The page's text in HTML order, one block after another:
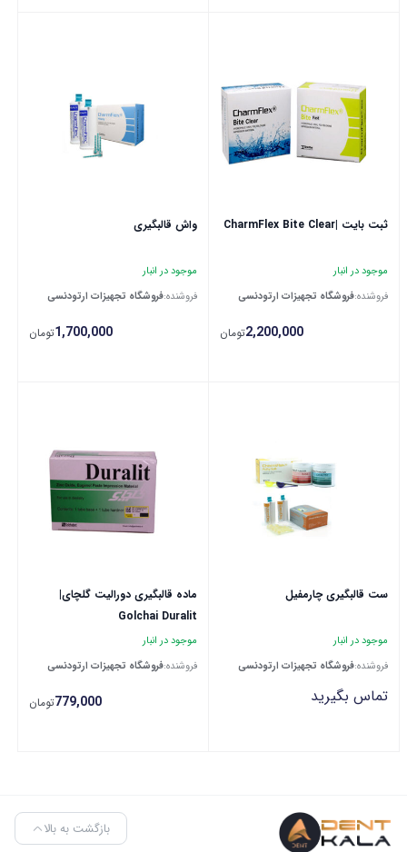
ثبت بایت |CharmFlex Bite Clear
موجود در انبار
فروشنده:فروشگاه تجهیزات ارتودنسی
2,200,000تومان
واش قالبگیری
موجود در انبار
فروشنده:فروشگاه تجهیزات ارتودنسی
1,700,000تومان
ست قالبگیری چارمفیل
موجود در انبار
فروشنده:فروشگاه تجهیزات ارتودنسی
تماس بگیرید
ماده قالبگیری دورالیت گلچای|
Golchai Duralit
موجود در انبار
فروشنده:فروشگاه تجهیزات ارتودنسی
779,000تومان
بازگشت به بالا